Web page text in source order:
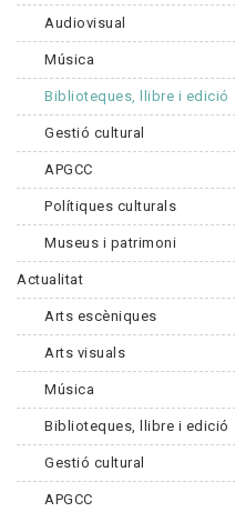
Audiovisual
Música
Biblioteques, llibre i edició
Gestió cultural
APGCC
Polítiques culturals
Museus i patrimoni
Actualitat
Arts escèniques
Arts visuals
Música
Biblioteques, llibre i edició
Gestió cultural
APGCC